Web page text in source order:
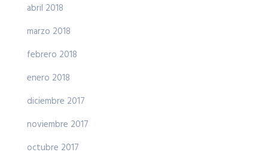
abril 2018
marzo 2018
febrero 2018
enero 2018
diciembre 2017
noviembre 2017
octubre 2017